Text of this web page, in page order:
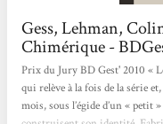
Gess, Lehman,
Chimérique -
Prix du Jury BD Gest' 2010 «
qui relève à la fois de la série
mois, sous l’égide d’un «